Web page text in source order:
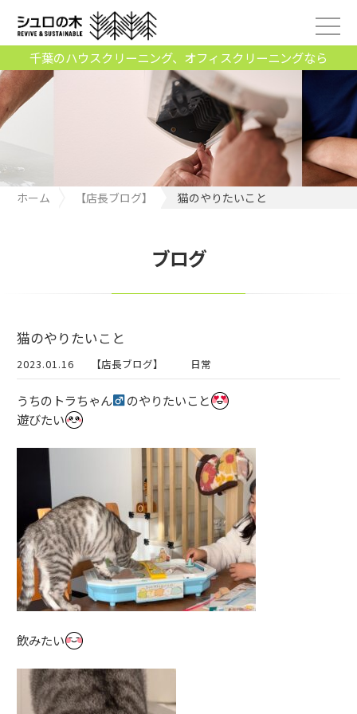
千葉のハウスクリーニング、オフィスクリーニングなら
ホーム 【店長ブログ】 猫のやりたいこと
ブログ
猫のやりたいこと
2023.01.16 【店長ブログ】 日常
うちのトラちゃん
のやりたいこと
遊びたい
飲みたい